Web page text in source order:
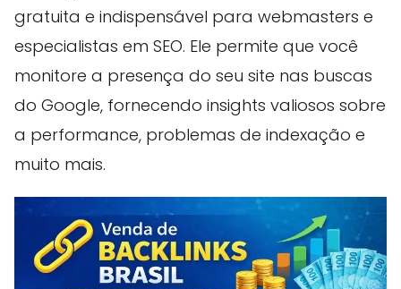
gratuita e indispensável para webmasters e
especialistas em SEO. Ele permite que você
monitore a presença do seu site nas buscas
do Google, fornecendo insights valiosos sobre
a performance, problemas de indexação e
muito mais.